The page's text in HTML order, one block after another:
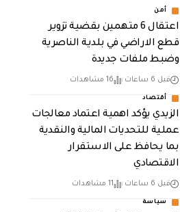
أمن
اعتقال 6 متهمين بقضية تزوير
قطع الاراضي في بلدية الناصرية
وضبط ملفات جديدة
قبل 6 ساعات 16 مشاهدات
أقتصاد
الزيدي يؤكد اهمية اعتماد معالجات
عملية للتحديات المالية والنقدية
بما يحافظ على الاستقرار
الاقتصادي
قبل 6 ساعات 11 مشاهدات
سياسة